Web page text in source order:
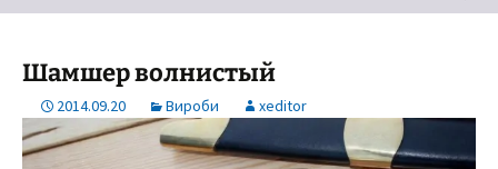
Шамшер волнистый
2014.09.20 Вироби xeditor